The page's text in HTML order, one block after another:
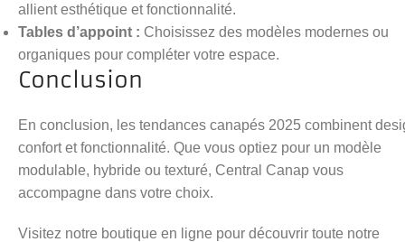
allient esthétique et fonctionnalité.
Tables d’appoint : Choisissez des modèles modernes ou
organiques pour compléter votre espace.
Conclusion
En conclusion, les tendances canapés 2025 combinent
confort et fonctionnalité. Que vous optiez pour un modèle
modulable, hybride ou texturé, Central Canap vous
accompagne dans votre choix.
Visitez notre boutique en ligne pour découvrir toute notre